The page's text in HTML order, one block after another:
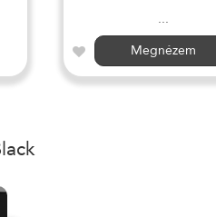
...
Megnézem